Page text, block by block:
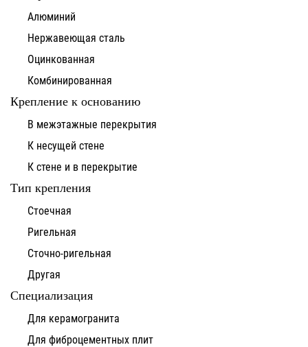
Алюминий
Нержавеющая сталь
Оцинкованная
Комбинированная
Крепление к основанию
В межэтажные перекрытия
К несущей стене
К стене и в перекрытие
Тип крепления
Стоечная
Ригельная
Сточно-ригельная
Другая
Специализация
Для керамогранита
Для фиброцементных плит